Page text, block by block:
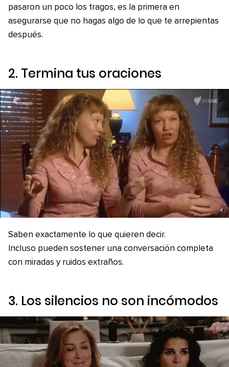
pasaron un poco los tragos, es la primera en
asegurarse que no hagas algo de lo que te arrepientas
después.
2. Termina tus oraciones
Saben exactamente lo que quieren decir.
Incluso pueden sostener una conversación completa
con miradas y ruidos extraños.
3. Los silencios no son incómodos